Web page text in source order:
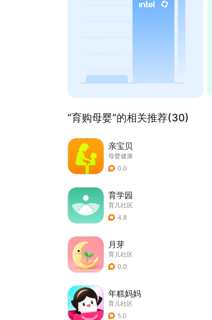
“育购母婴”的相关推荐(30)
亲宝贝
母婴健康
0.0
育学园
育儿社区
4.8
月芽
育儿社区
0.0
年糕妈妈
育儿社区
5.0